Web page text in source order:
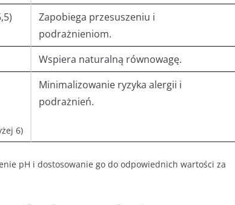
Zapobiega przesuszeniu i
podrażnieniom.
Wspiera naturalną równowagę.
6)
Minimalizowanie ryzyka alergii i
podrażnień.
pH i dostosowanie go do odpowiednich wartości za